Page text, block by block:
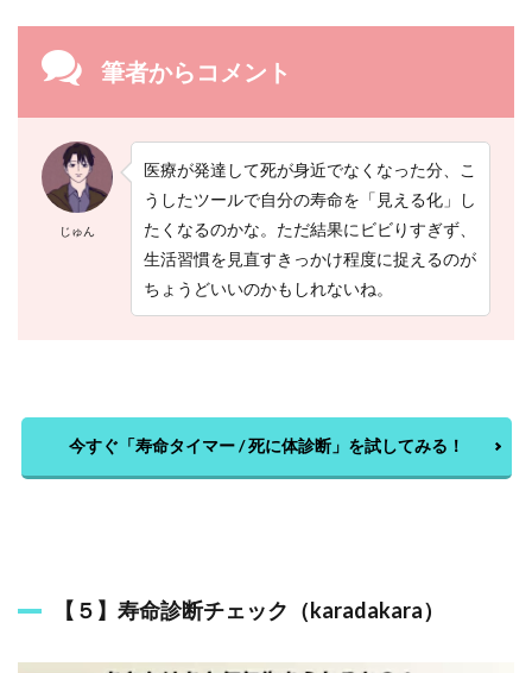
筆者からコメント
じゅん
医療が発達して死が身近でなくなった分、こ
うしたツールで自分の寿命を「見える化」し
たくなるのかな。ただ結果にビビりすぎず、
生活習慣を見直すきっかけ程度に捉えるのが
ちょうどいいのかもしれないね。
今すぐ「寿命タイマー / 死に体診断」を試してみる！
【５】寿命診断チェック（karadakara）